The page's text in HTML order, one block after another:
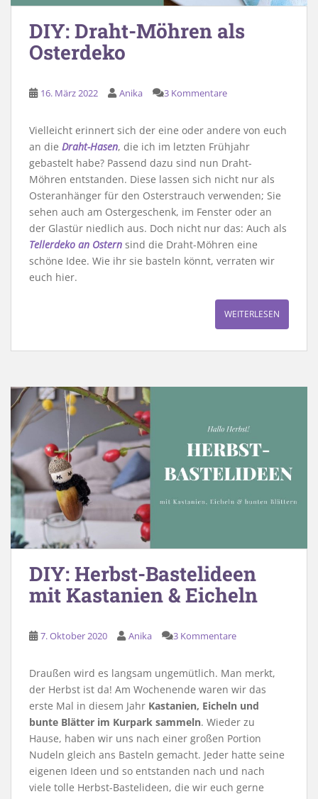
DIY: Draht-Möhren als
Osterdeko
16. März 2022 Anika 3 Kommentare
Vielleicht erinnert sich der eine oder andere von euch
an die Draht-Hasen, die ich im letzten Frühjahr
gebastelt habe? Passend dazu sind nun Draht-
Möhren entstanden. Diese lassen sich nicht nur als
Osteranhänger für den Osterstrauch verwenden; Sie
sehen auch am Ostergeschenk, im Fenster oder an
der Glastür niedlich aus. Doch nicht nur das: Auch als
Tellerdeko an Ostern sind die Draht-Möhren eine
schöne Idee. Wie ihr sie basteln könnt, verraten wir
euch hier.
WEITERLESEN
DIY: Herbst-Bastelideen
mit Kastanien & Eicheln
7. Oktober 2020 Anika 3 Kommentare
Draußen wird es langsam ungemütlich. Man merkt,
der Herbst ist da! Am Wochenende waren wir das
erste Mal in diesem Jahr Kastanien, Eicheln und
bunte Blätter im Kurpark sammeln. Wieder zu
Hause, haben wir uns nach einer großen Portion
Nudeln gleich ans Basteln gemacht. Jeder hatte seine
eigenen Ideen und so entstanden nach und nach
viele tolle Herbst-Bastelideen, die wir euch gerne